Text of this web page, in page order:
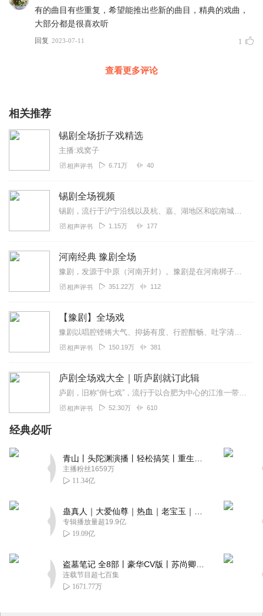
有的曲目有些重复，希望能推出些新的曲目，精典的戏曲，
大部分都是很喜欢听
回复 2023-07-11 1
查看更多评论
相关推荐
锡剧全场折子戏精选
主播:戏窝子
相声评书 6.71万 40
锡剧全场视频
锡剧，流行于沪宁沿线以及杭、嘉、湖地区和皖南城乡的地方传统戏剧，国家级非物质文化遗产之一。锡剧旧称滩簧，起源于清乾隆、嘉庆年间无锡、常州一带的叙事山歌“东乡调”...
相声评书 1.15万 177
河南经典 豫剧全场
豫剧，发源于中原（河南开封）。豫剧是在河南梆子的基础上不断继承、改革和创新发展起来的。建国后因河南简称“豫”，故称豫剧。与京剧、越剧、黄梅戏、评剧并称中国五大剧...
相声评书 351.22万 112
【豫剧】全场戏
豫剧以唱腔铿锵大气、抑扬有度、行腔酣畅、吐字清晰、韵味醇美、生动活泼、有血有肉、善于表达人物内心情感著称，凭借其高度的艺术性而广受各界人士欢迎。因其音乐伴奏用枣...
相声评书 150.19万 381
庐剧全场戏大全｜听庐剧就订此辑
庐剧，旧称“倒七戏”，流行于以合肥为中心的江淮一带和大别山区，包括六安、淮南、巢湖、滁州、芜湖等地。庐剧曲调清新朴实，优美动听，很受当地群众喜爱。清末以来，主要...
相声评书 52.30万 610
经典必听
主播粉丝1659万
11.34亿
专辑播放量超19.9亿
19.09亿
连载节目超七百集
1671.77万